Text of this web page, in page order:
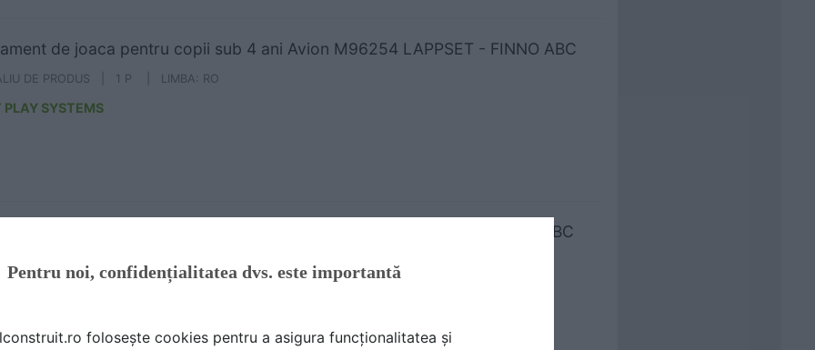
de joaca pentru copii sub 4 ani Avion M96254 LAPPSET - FINNO ABC
DE PRODUS | 1 P | LIMBA: RO
PLAY SYSTEMS
de joaca pentru copii sub 4 ani LISA 104510M LAPPSET - FINNO ABC
Pentru noi, confidențialitatea dvs. este importantă
folosește cookies pentru a asigura funcționalitatea și